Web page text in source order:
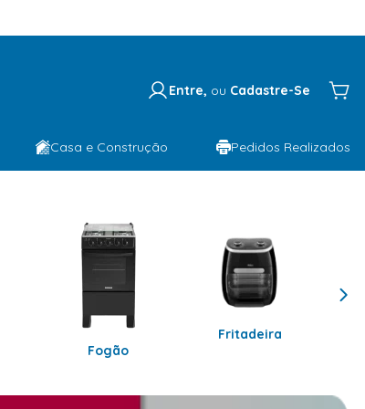
Entre, ou Cadastre-Se
Casa e Construção Pedidos Realizados
Fogão
Fritadeira